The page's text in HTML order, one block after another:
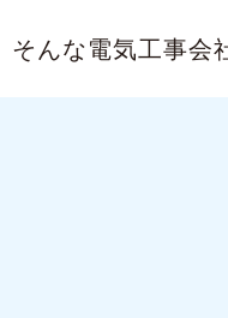
そんな電気工事会